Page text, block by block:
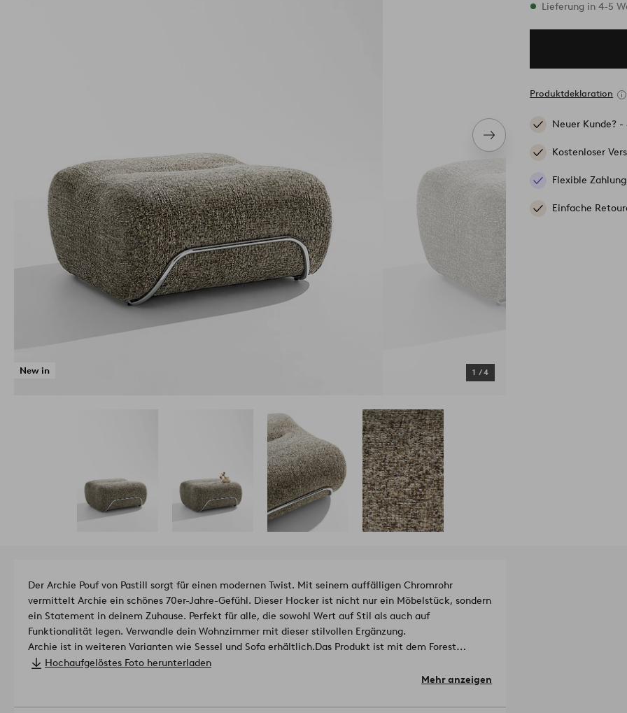
Nächstes
Produkt
New in 1 /4
Vorrätig
Lieferung in 4-5
Produktdeklaration
Neuer Kunde? -
Kostenloser
Flexible
Einfache
Der Archie Pouf von Pastill sorgt für einen modernen Twist. Mit seinem auffälligen Chromrohr
vermittelt Archie ein schönes 70er-Jahre-Gefühl. Dieser Hocker ist nicht nur ein Möbelstück, sondern
ein Statement in deinem Zuhause. Perfekt für alle, die sowohl Wert auf Stil als auch auf
Funktionalität legen. Verwandle dein Wohnzimmer mit dieser stilvollen Ergänzung.
Archie ist in weiteren Varianten wie Sessel und Sofa erhältlich.Das Produkt ist mit dem Forest
Stewardship Council (FSC) zertifiziert, was bedeutet, dass es Holz enthält, das aus
Hochaufgelöstes Foto herunterladen
Mehr anzeigen